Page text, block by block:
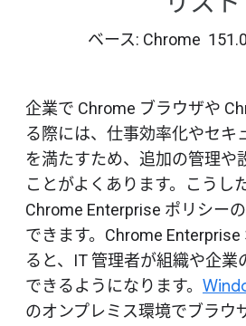
非推奨ポリシーを含める
ベース: Chrome
企業で Chrome ブラウザや
る際には、仕事効率化やセキ
を満たすため、追加の管理や
ことがよくあります。こうし
Chrome Enterprise ポリシー
できます。Chrome
ると、IT 管理者が組織や企業
できるようになります。
のオンプレミス環境でブラウ